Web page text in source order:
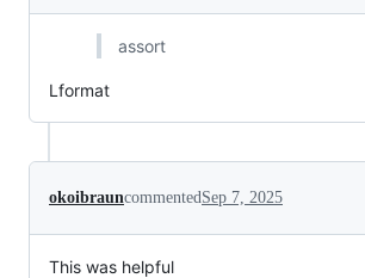
assort
Lformat
okoibrauncommentedSep 7, 2025
This was helpful